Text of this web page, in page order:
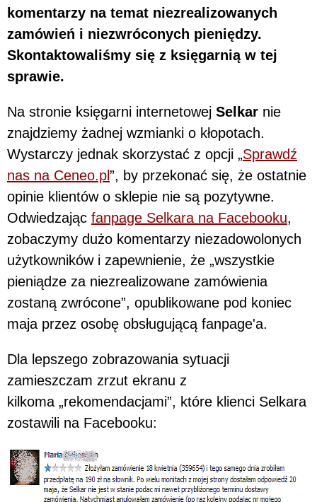
komentarzy na temat niezrealizowanych
zamówień i niezwróconych pieniędzy.
Skontaktowaliśmy się z księgarnią w tej
sprawie.
Na stronie księgarni internetowej Selkar nie
znajdziemy żadnej wzmianki o kłopotach.
Wystarczy jednak skorzystać z opcji „Sprawdź
nas na Ceneo.pl”, by przekonać się, że ostatnie
opinie klientów o sklepie nie są pozytywne.
Odwiedzając fanpage Selkara na Facebooku,
zobaczymy dużo komentarzy niezadowolonych
użytkowników i zapewnienie, że „wszystkie
pieniądze za niezrealizowane zamówienia
zostaną zwrócone”, opublikowane pod koniec
maja przez osobę obsługującą fanpage'a.
Dla lepszego zobrazowania sytuacji
zamieszczam zrzut ekranu z
kilkoma „rekomendacjami”, które klienci Selkara
zostawili na Facebooku: